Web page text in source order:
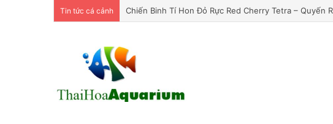
Tin tức cá cảnh Chiến Binh Tí Hon Đỏ Rực Red Cherry Tetra – Quyến